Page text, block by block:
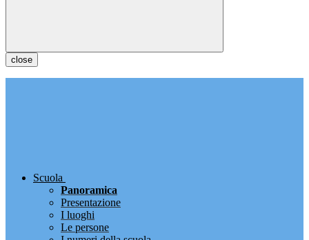
close
Scuola
Panoramica
Presentazione
I luoghi
Le persone